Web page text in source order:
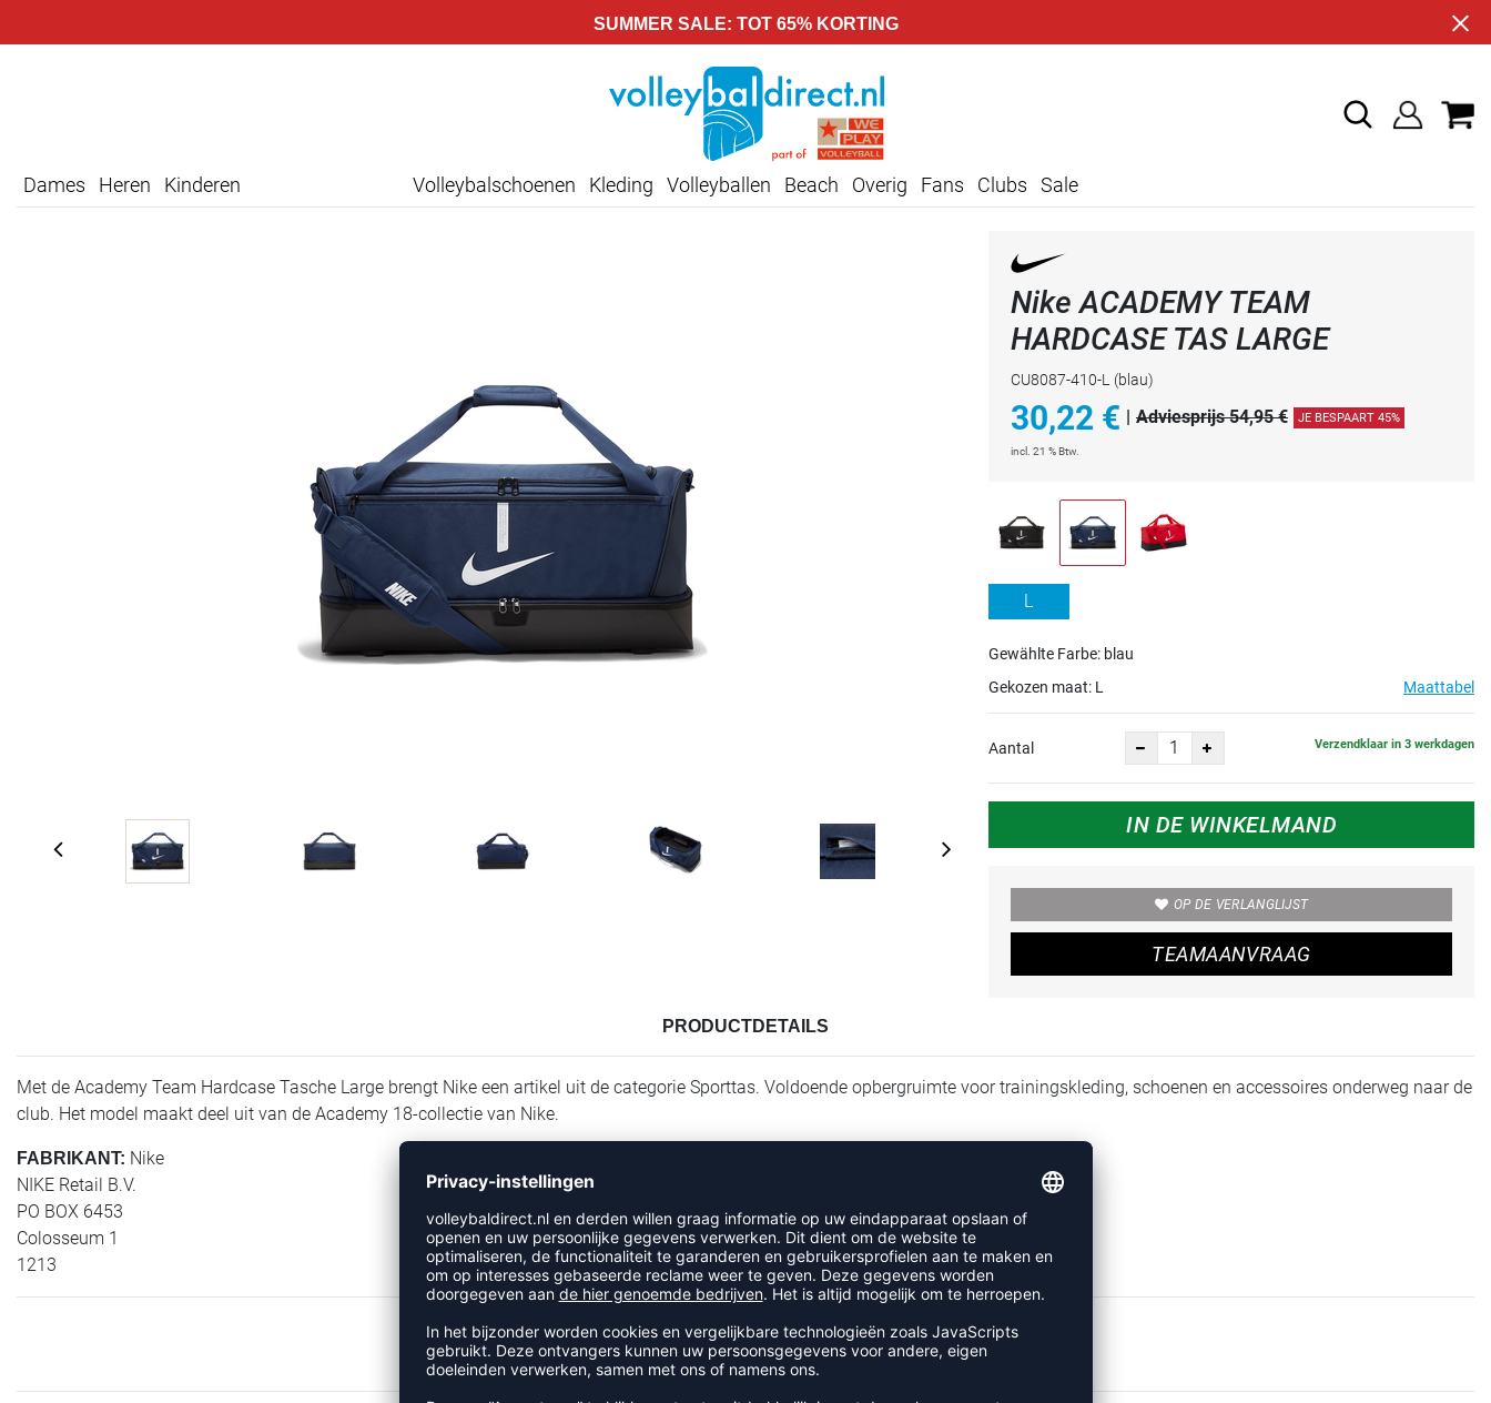
SUMMER SALE: TOT 65% KORTING
Dames Heren Kinderen Volleybalschoenen Kleding Volleyballen Beach Overig Fans Clubs Sale
Nike ACADEMY TEAM
HARDCASE TAS LARGE
CU8087-410-L (blau)
30,22 € Adviesprijs 54,95 € JE BESPAART 45%
incl. 21 % Btw.
L
Gewählte Farbe: blau
Gekozen maat: L Maattabel
Aantal Verzendklaar in 3 werkdagen
IN DE WINKELMAND
OP DE VERLANGLIJST
TEAMAANVRAAG
PRODUCTDETAILS
Met de Academy Team Hardcase Tasche Large brengt Nike een artikel uit de categorie Sporttas. Voldoende opbergruimte voor trainingskleding, schoenen en accessoires onderweg naar de
club. Het model maakt deel uit van de Academy 18-collectie van Nike.
FABRIKANT: Nike
NIKE Retail B.V.
PO BOX 6453
Colosseum 1
1213
RECENT BEKEKEN